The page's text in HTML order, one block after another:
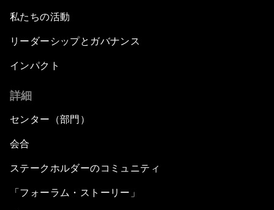
私たちの活動
リーダーシップとガバナンス
インパクト
詳細
センター（部門）
会合
ステークホルダーのコミュニティ
「フォーラム・ストーリー」